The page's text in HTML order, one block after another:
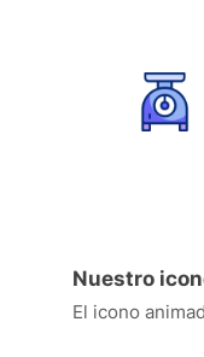
Nuestro
El icono